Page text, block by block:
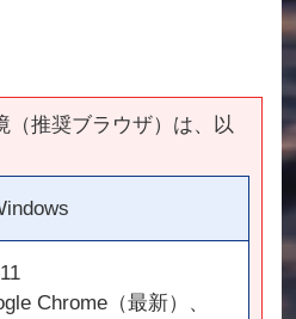
（推奨ブラウザ）は、以
Chrome（最新）、